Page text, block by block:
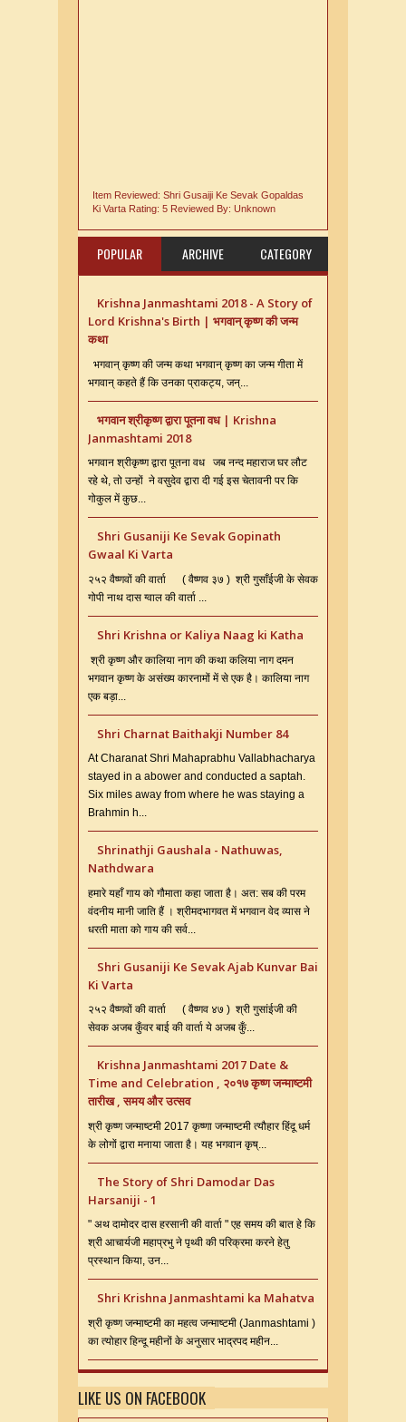
Item Reviewed: Shri Gusaiji Ke Sevak Gopaldas
Ki Varta Rating: 5 Reviewed By: Unknown
POPULAR ARCHIVE CATEGORY
Krishna Janmashtami 2018 - A Story of
Lord Krishna's Birth | भगवान् कृष्ण की जन्म
कथा
भगवान् कृष्ण की जन्म कथा भगवान् कृष्ण का जन्म गीता में
भगवान् कहते हैं कि उनका प्राकट्य, जन्...
भगवान श्रीकृष्ण द्वारा पूतना वध | Krishna
Janmashtami 2018
भगवान श्रीकृष्ण द्वारा पूतना वध जब नन्द महाराज घर लौट
रहे थे, तो उन्हों ने वसुदेव द्वारा दी गई इस चेतावनी पर कि
गोकुल में कुछ...
Shri Gusaniji Ke Sevak Gopinath
Gwaal Ki Varta
२५२ वैष्णवों की वार्ता ( वैष्णव ३७ ) श्री गुसाँईजी के सेवक
गोपी नाथ दास ग्वाल की वार्ता ...
Shri Krishna or Kaliya Naag ki Katha
श्री कृष्ण और कालिया नाग की कथा कलिया नाग दमन
भगवान कृष्ण के असंख्य कारनामों में से एक है। कालिया नाग
एक बड़ा...
Shri Charnat Baithakji Number 84
At Charanat Shri Mahaprabhu Vallabhacharya
stayed in a abower and conducted a saptah.
Six miles away from where he was staying a
Brahmin h...
Shrinathji Gaushala - Nathuwas,
Nathdwara
हमारे यहाँ गाय को गौमाता कहा जाता है। अत: सब की परम
वंदनीय मानी जाति हैं । श्रीमदभागवत में भगवान वेद व्यास ने
धरती माता को गाय की सर्व...
Shri Gusaniji Ke Sevak Ajab Kunvar Bai
Ki Varta
२५२ वैष्णवों की वार्ता ( वैष्णव ४७ ) श्री गुसांईजी की
सेवक अजब कुँवर बाई की वार्ता ये अजब कुँ...
Krishna Janmashtami 2017 Date &
Time and Celebration , २०१७ कृष्ण जन्माष्टमी
तारीख , समय और उत्सव
श्री कृष्ण जन्माष्टमी 2017 कृष्णा जन्माष्टमी त्यौहार हिंदू धर्म
के लोगों द्वारा मनाया जाता है। यह भगवान कृष्...
The Story of Shri Damodar Das
Harsaniji - 1
" अथ दामोदर दास हरसानी की वार्ता " एह समय की बात हे कि
श्री आचार्यजी महाप्रभु ने पृथ्वी की परिक्रमा करने हेतु
प्रस्थान किया, उन...
Shri Krishna Janmashtami ka Mahatva
श्री कृष्ण जन्माष्टमी का महत्व जन्माष्टमी (Janmashtami )
का त्योहार हिन्दू महीनों के अनुसार भाद्रपद महीन...
LIKE US ON FACEBOOK